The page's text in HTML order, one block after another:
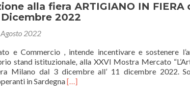
Al
all’eccellenza
del
saper
alla fiera ARTIGIANO IN FIERA
Dicembre 2022
2022
e Commercio , intende incentivare e sostenere
stand istituzionale, alla XXVI Mostra Mercato
Milano dal 3 dicembre all’ 11 dicembre 2022.
in SardegnaLeggi
[…]